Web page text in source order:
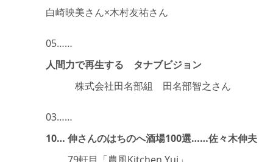
白崎映美さん×木村友祐さん
05……
人間力で再生する タナブビジョン
株式会社田名部組 田名部智之さん
03……
10… 伸さんのはちのへ酒場100選……佐々木伸夫